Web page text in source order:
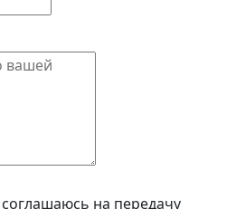
на передачу